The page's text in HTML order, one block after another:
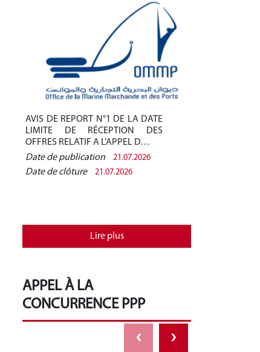
AVIS DE REPORT N°1 DE LA DATE
LIMITE DE RÉCEPTION DES
OFFRES RELATIF A L’APPEL D…
Date de publication
21.07.2026
Date de clôture 21.07.2026
Lire plus
APPEL À LA
CONCURRENCE PPP
‹ ›